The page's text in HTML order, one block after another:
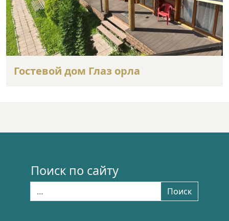
Гостевой дом Глаз орла
Поиск по сайту
Поиск